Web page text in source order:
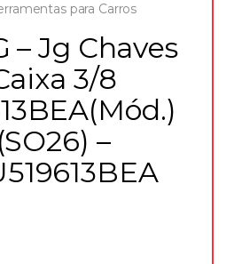
para Carros
– Jg Chaves
3/8
(SO26) –